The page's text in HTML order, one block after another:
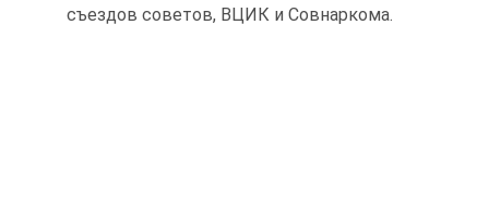
съездов советов, ВЦИК и Совнаркома.